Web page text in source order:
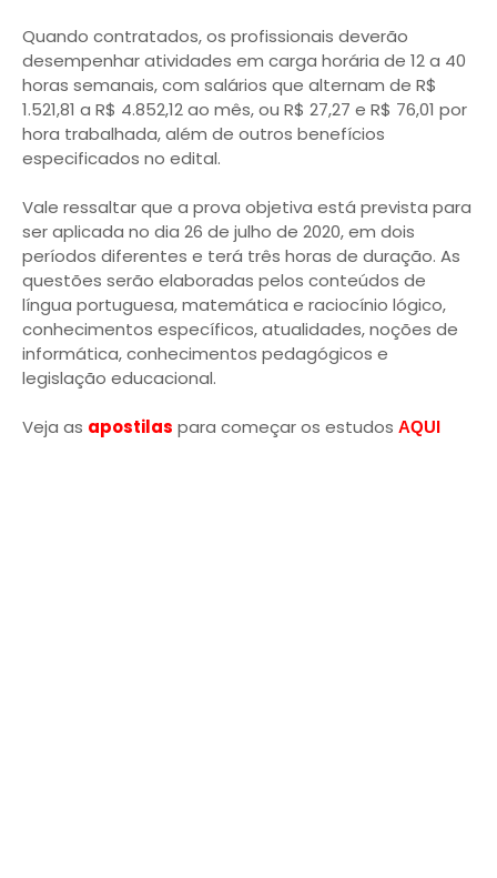
Quando contratados, os profissionais deverão
desempenhar atividades em carga horária de 12 a 40
horas semanais, com salários que alternam de R$
1.521,81 a R$ 4.852,12 ao mês, ou R$ 27,27 e R$ 76,01 por
hora trabalhada, além de outros benefícios
especificados no edital.
Vale ressaltar que a prova objetiva está prevista para
ser aplicada no dia 26 de julho de 2020, em dois
períodos diferentes e terá três horas de duração. As
questões serão elaboradas pelos conteúdos de
língua portuguesa, matemática e raciocínio lógico,
conhecimentos específicos, atualidades, noções de
informática, conhecimentos pedagógicos e
legislação educacional.
Veja as apostilas para começar os estudos AQUI